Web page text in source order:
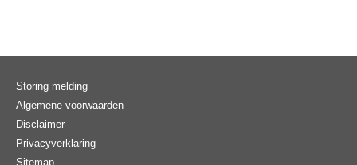
Storing melding
Algemene voorwaarden
Disclaimer
Privacyverklaring
Sitemap